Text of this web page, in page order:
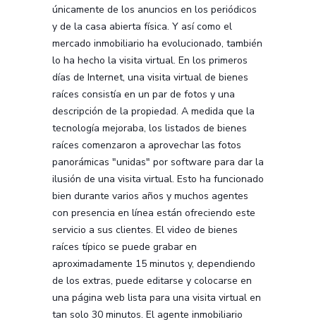
únicamente de los anuncios en los periódicos
y de la casa abierta física. Y así como el
mercado inmobiliario ha evolucionado, también
lo ha hecho la visita virtual. En los primeros
días de Internet, una visita virtual de bienes
raíces consistía en un par de fotos y una
descripción de la propiedad. A medida que la
tecnología mejoraba, los listados de bienes
raíces comenzaron a aprovechar las fotos
panorámicas "unidas" por software para dar la
ilusión de una visita virtual. Esto ha funcionado
bien durante varios años y muchos agentes
con presencia en línea están ofreciendo este
servicio a sus clientes. El video de bienes
raíces típico se puede grabar en
aproximadamente 15 minutos y, dependiendo
de los extras, puede editarse y colocarse en
una página web lista para una visita virtual en
tan solo 30 minutos. El agente inmobiliario